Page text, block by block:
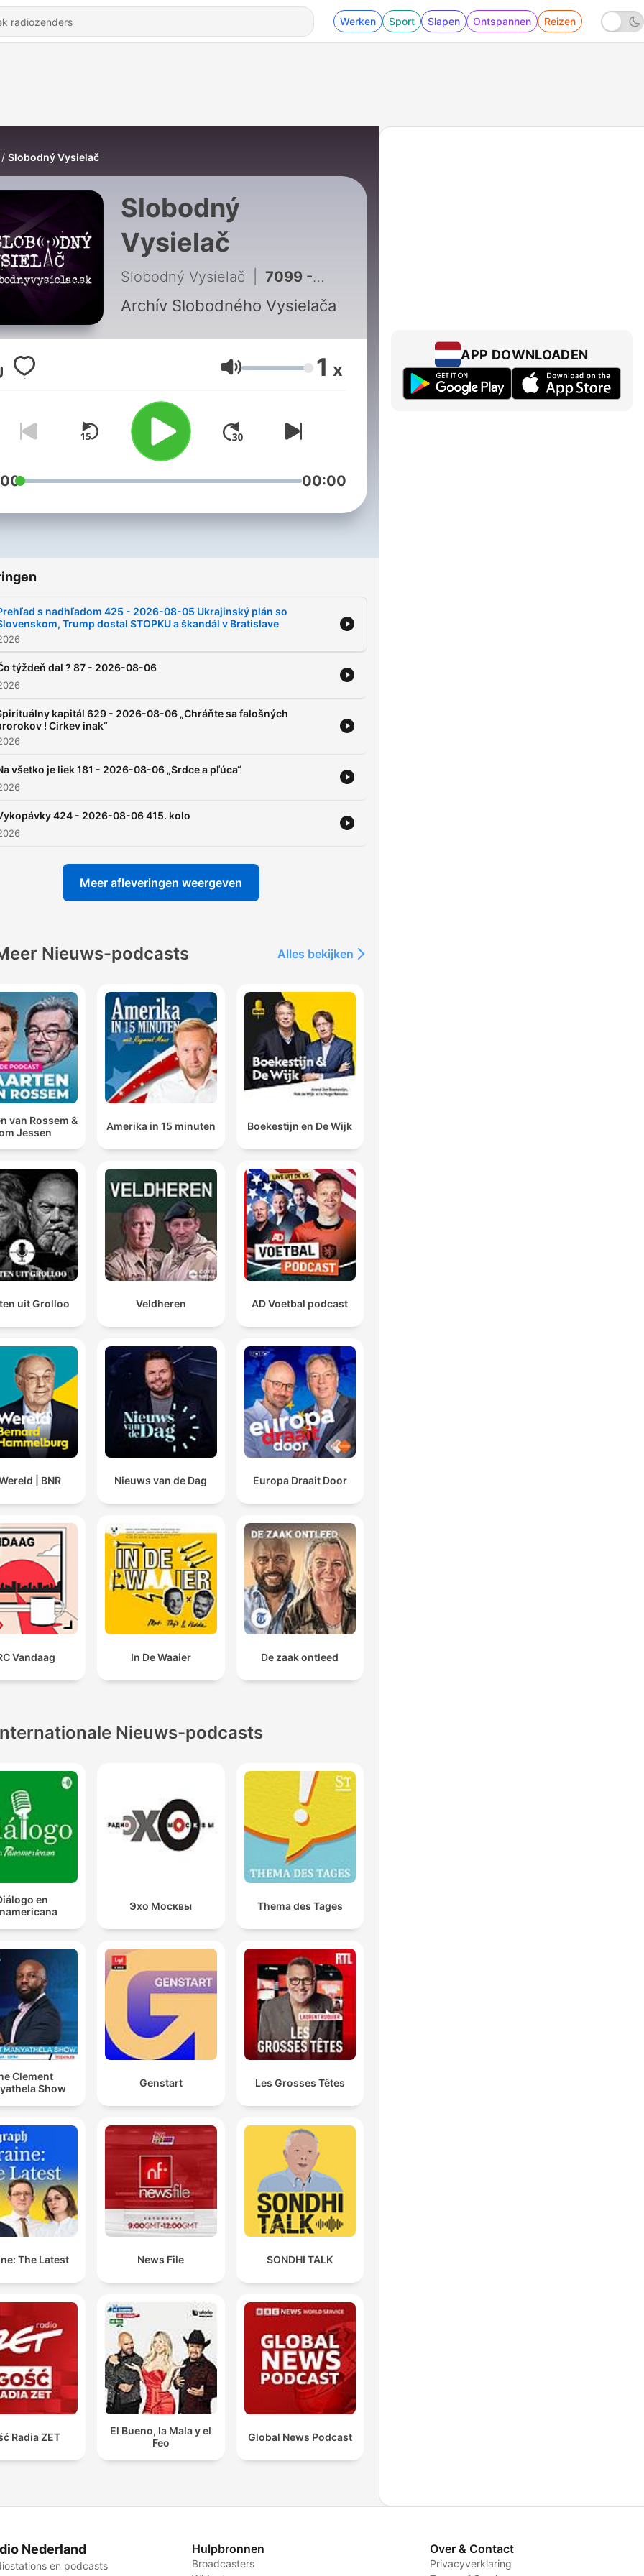
Werken Sport Slapen Ontspannen Reizen
Slobodný Vysielač
Slobodný
Vysielač
Slobodný Vysielač 7099 - Prehľad s nadhľadom 425 - 2026-08-05 Ukrajinský plán so Slovenskom, Trump dostal STOPKU a škandál v Bratislave
Archív Slobodného Vysielača
Volume 1 x
00:00
s nadhľadom 425 - 2026-08-05 Ukrajinský plán so
Trump dostal STOPKU a škandál v Bratislave
týždeň dal ? 87 - 2026-08-06
kapitál 629 - 2026-08-06 „Chráňte sa falošných
! Cirkev inak“
všetko je liek 181 - 2026-08-06 „Srdce a pľúca“
424 - 2026-08-06 415. kolo
Meer afleveringen weergeven
Nieuws-podcasts Alles bekijken
van Rossem &
Jessen
Amerika in 15 minuten Boekestijn en De Wijk
uit Grolloo Veldheren AD Voetbal podcast
| BNR Nieuws van de Dag Europa Draait Door
Vandaag In De Waaier De zaak ontleed
Nieuws-podcasts
en
Эхо Москвы Thema des Tages
Clement
Show
Genstart Les Grosses Têtes
The Latest News File SONDHI TALK
Radia ZET
El Bueno, la Mala y el
Feo
Global News Podcast
APP DOWNLOADEN
Nederland
en podcasts
Hulpbronnen
Broadcasters
Over & Contact
Privacyverklaring